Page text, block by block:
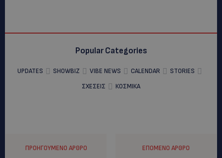
Popular Categories
UPDATES SHOWBIZ VIBE NEWS CALENDAR
STORIES
ΣΧΕΣΕΙΣ
ΚΟΣΜΙΚΑ
ΠΡΟΗΓΟΎΜΕΝΟ ΆΡΘΡΟ ΕΠΌΜΕΝΟ ΆΡΘΡΟ